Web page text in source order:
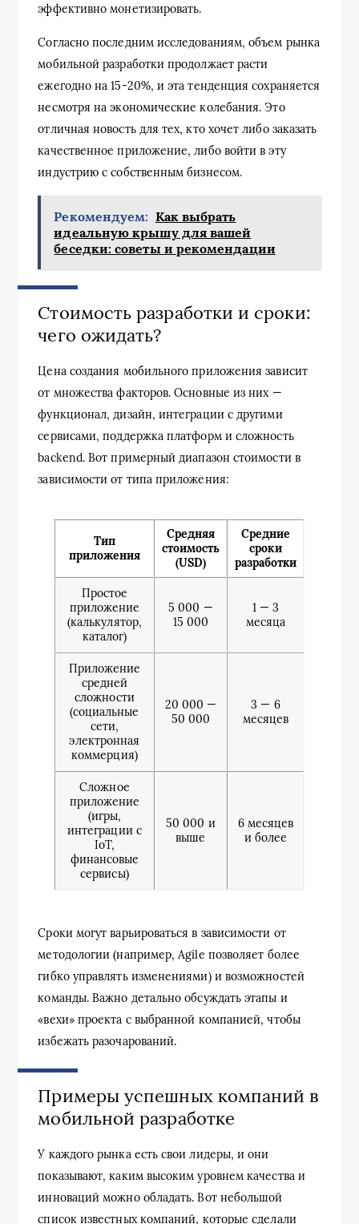
эффективно монетизировать.
Согласно последним исследованиям, объем рынка
мобильной разработки продолжает расти
ежегодно на 15-20%, и эта тенденция сохраняется
несмотря на экономические колебания. Это
отличная новость для тех, кто хочет либо заказать
качественное приложение, либо войти в эту
индустрию с собственным бизнесом.
Рекомендуем: Как выбрать
идеальную крышу для вашей
беседки: советы и рекомендации
Стоимость разработки и сроки:
чего ожидать?
Цена создания мобильного приложения зависит
от множества факторов. Основные из них —
функционал, дизайн, интеграции с другими
сервисами, поддержка платформ и сложность
backend. Вот примерный диапазон стоимости в
зависимости от типа приложения:
Тип
приложения
Средняя
стоимость
(USD)
Средние
сроки
разработки
Простое
приложение
(калькулятор,
каталог)
5 000 —
15 000
1 — 3
месяца
Приложение
средней
сложности
(социальные
сети,
электронная
коммерция)
20 000 —
50 000
3 — 6
месяцев
Сложное
приложение
(игры,
интеграции с
IoT,
финансовые
сервисы)
50 000 и
выше
6 месяцев
и более
Сроки могут варьироваться в зависимости от
методологии (например, Agile позволяет более
гибко управлять изменениями) и возможностей
команды. Важно детально обсуждать этапы и
«вехи» проекта с выбранной компанией, чтобы
избежать разочарований.
Примеры успешных компаний в
мобильной разработке
У каждого рынка есть свои лидеры, и они
показывают, каким высоким уровнем качества и
инноваций можно обладать. Вот небольшой
список известных компаний, которые сделали